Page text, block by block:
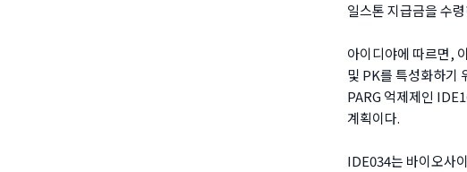
일스톤 지급금을 수
아이디야에 따르면,
및 PK를 특성화하기
PARG 억제제인
계획이다.
IDE034는 바이오사